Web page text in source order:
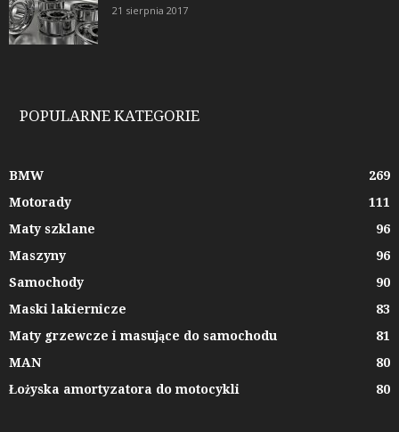
21 sierpnia 2017
POPULARNE KATEGORIE
BMW
269
Motorady
111
Maty szklane
96
Maszyny
96
Samochody
90
Maski lakiernicze
83
Maty grzewcze i masujące do samochodu
81
MAN
80
Łożyska amortyzatora do motocykli
80